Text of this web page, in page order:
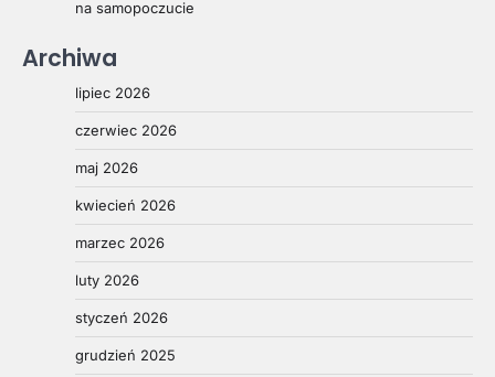
na samopoczucie
Archiwa
lipiec 2026
czerwiec 2026
maj 2026
kwiecień 2026
marzec 2026
luty 2026
styczeń 2026
grudzień 2025